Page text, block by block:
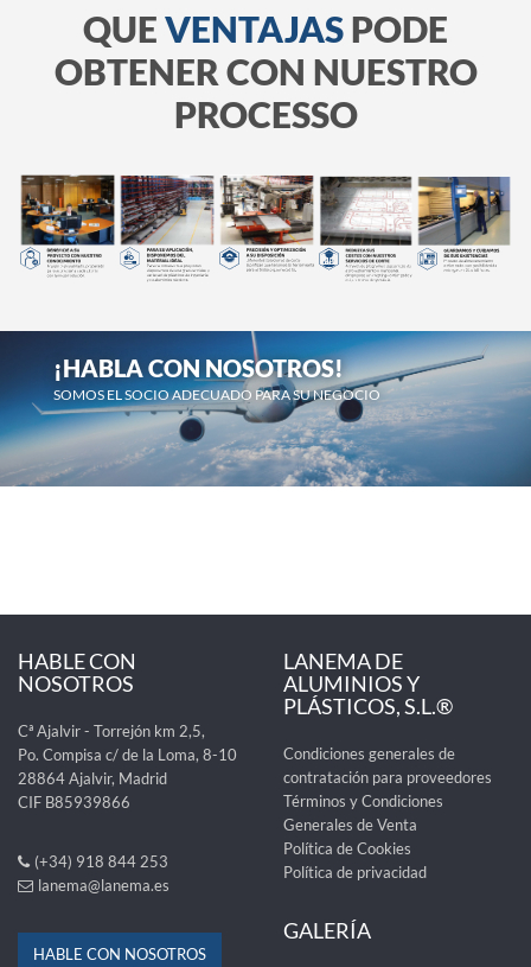
QUEVENTAJASPODE
OBTENER CON NUESTRO
PROCESSO
¡HABLA CON NOSOTROS!
SOMOS EL SOCIO ADECUADO PARA SU NEGOCIO
HABLE CON
NOSOTROS
Cª Ajalvir - Torrejón km 2,5,
Po. Compisa c/ de la Loma, 8-10
28864 Ajalvir, Madrid
CIF B85939866
(+34) 918 844 253
lanema@lanema.es
HABLE CON NOSOTROS
LANEMA DE
ALUMINIOS Y
PLÁSTICOS, S.L.®
Condiciones generales de
contratación para proveedores
Términos y Condiciones
Generales de Venta
Política de Cookies
Política de privacidad
GALERÍA